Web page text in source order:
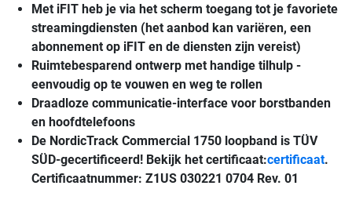
Met iFIT heb je via het scherm toegang tot je favoriete
streamingdiensten (het aanbod kan variëren, een
abonnement op iFIT en de diensten zijn vereist)
Ruimtebesparend ontwerp met handige tilhulp -
eenvoudig op te vouwen en weg te rollen
Draadloze communicatie-interface voor borstbanden
en hoofdtelefoons
De NordicTrack Commercial 1750 loopband is TÜV
SÜD-gecertificeerd! Bekijk het certificaat:certificaat.
Certificaatnummer: Z1US 030221 0704 Rev. 01